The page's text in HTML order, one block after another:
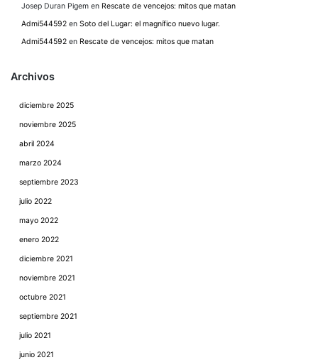
Josep Duran Pigem en Rescate de vencejos: mitos que matan
Admi544592 en Soto del Lugar: el magnífico nuevo lugar.
Admi544592 en Rescate de vencejos: mitos que matan
Archivos
diciembre 2025
noviembre 2025
abril 2024
marzo 2024
septiembre 2023
julio 2022
mayo 2022
enero 2022
diciembre 2021
noviembre 2021
octubre 2021
septiembre 2021
julio 2021
junio 2021